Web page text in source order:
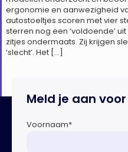
ergonomie en aanwezigheid
autostoeltjes scoren met vier
sterren nog een ‘voldoende’
zitjes ondermaats. Zij krijgen
‘slecht’. Het […]
Meld je aan
Voornaam*